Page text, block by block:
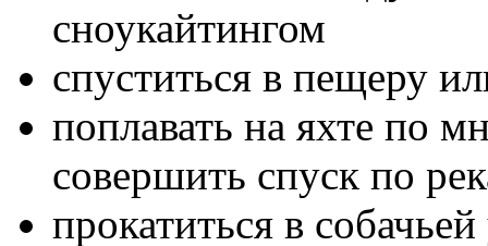
сноукайтингом
спуститься в пещеру
поплавать на яхте по
совершить спуск по
прокатиться в